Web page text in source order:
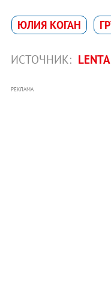
ЮЛИЯ КОГАН
ИСТОЧНИК:
РЕКЛАМА